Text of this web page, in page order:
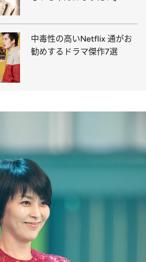
中毒性の高いNetflix 通がお
勧めするドラマ傑作7選